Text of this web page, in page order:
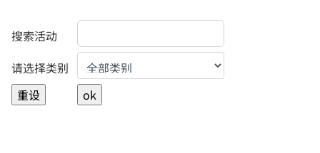
搜索活动
请选择类别
Select a Category to filter list